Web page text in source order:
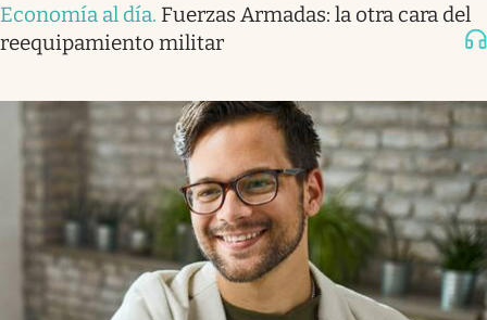
Economía al día. Fuerzas Armadas: la otra cara del
reequipamiento militar